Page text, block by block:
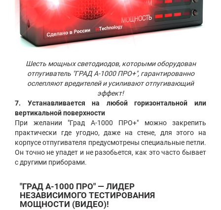
Шесть мощных светодиодов, которыми оборудован
отпугиватель "ГРАД А-1000 ПРО+", гарантированно
ослепляют вредителей и усиливают отпугивающий
эффект!
7. Устанавливается на любой горизонтальной или
вертикальной поверхности
При желании "Град А-1000 ПРО+" можно закрепить
практически где угодно, даже на стене, для этого на
корпусе отпугивателя предусмотрены специальные петли.
Он точно не упадет и не разобьется, как это часто бывает
с другими приборами.
"ГРАД А-1000 ПРО" — ЛИДЕР
НЕЗАВИСИМОГО ТЕСТИРОВАНИЯ
МОЩНОСТИ (ВИДЕО)!